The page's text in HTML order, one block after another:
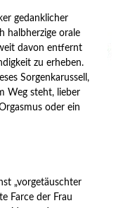
gedanklicher
halbherzige orale
davon entfernt
zu erheben.
Sorgenkarussell,
Weg steht, lieber
oder ein
„vorgetäuschter
Farce der Frau